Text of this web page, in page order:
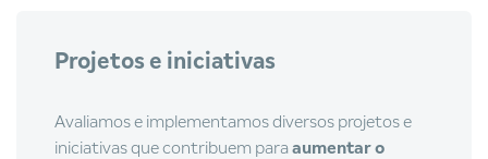
Projetos e iniciativas
Avaliamos e implementamos diversos projetos e
iniciativas que contribuem paraaumentar o